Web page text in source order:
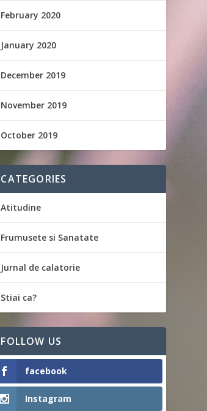
February 2020
January 2020
December 2019
November 2019
October 2019
CATEGORIES
Atitudine
Frumusete si Sanatate
Jurnal de calatorie
Stiai ca?
FOLLOW US
facebook
Instagram